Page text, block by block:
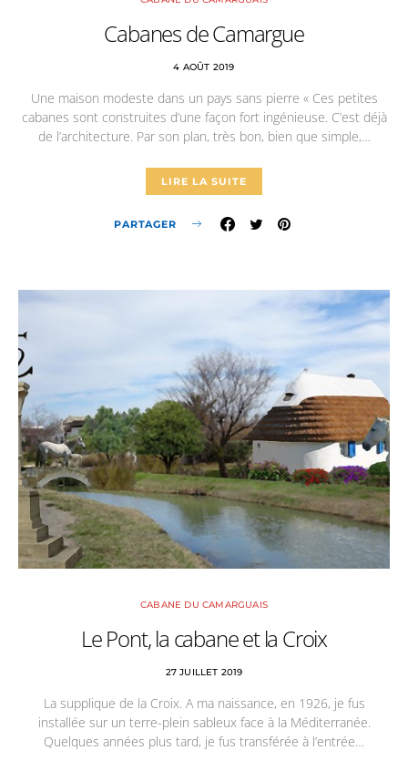
Cabanes de Camargue
4 AOÛT 2019
Une maison modeste dans un pays sans pierre « Ces petites
cabanes sont construites d’une façon fort ingénieuse. C’est déjà
de l’architecture. Par son plan, très bon, bien que simple,…
LIRE LA SUITE
PARTAGER
CABANE DU CAMARGUAIS
Le Pont, la cabane et la Croix
27 JUILLET 2019
La supplique de la Croix. A ma naissance, en 1926, je fus
installée sur un terre-plein sableux face à la Méditerranée.
Quelques années plus tard, je fus transférée à l’entrée…